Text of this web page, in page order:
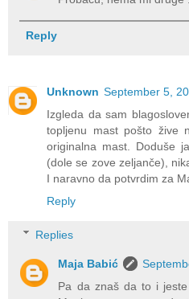
Reply
Unknown September 5,
Izgleda da sam
topljenu mast pošto žive
originalna mast. Doduše
(dole se zove zeljanče),
I naravno da potvrdim za
Reply
Replies
Maja Babić
Pa da znaš da to i jeste